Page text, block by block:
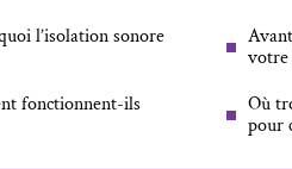
l’isolation sonore
fonctionnent-ils
Où
pour